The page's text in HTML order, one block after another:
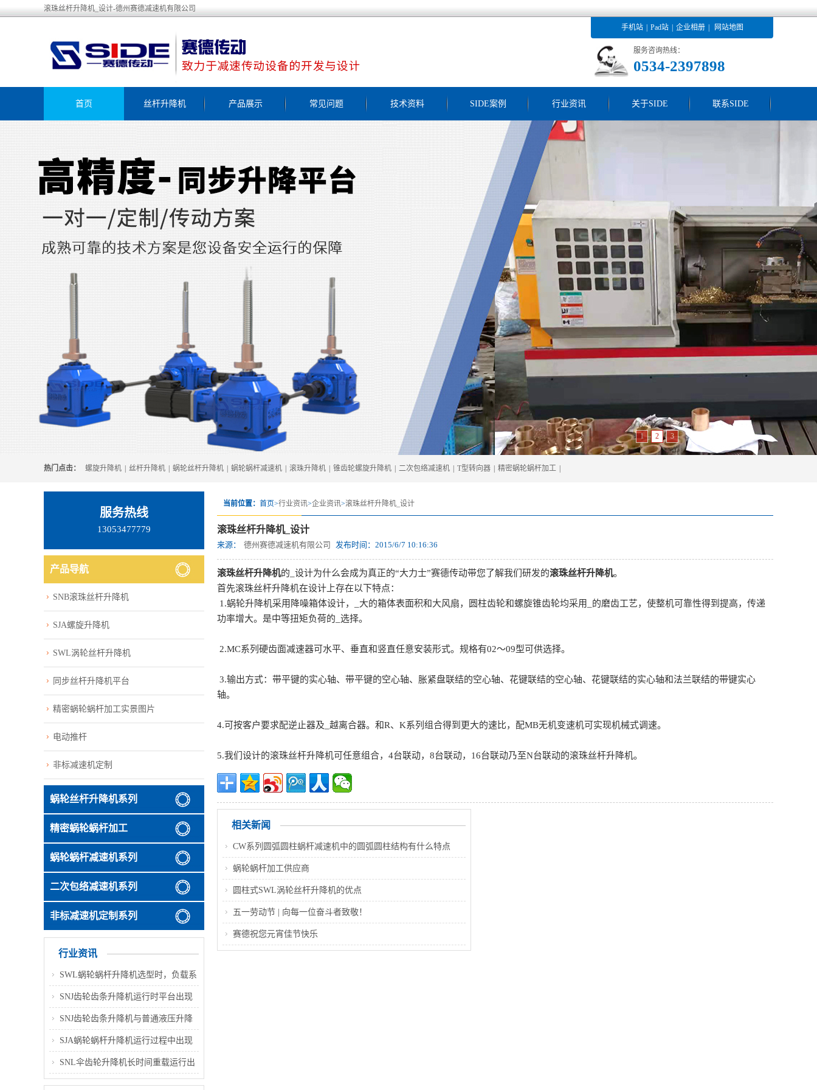
滚珠丝杆升降机_设计-德州赛德减速机有限公司
手机站 Pad站 企业相册 网站地图
服务咨询热线：
0534-2397898
首页 丝杆升降机 产品展示 常见问题 技术资料 SIDE案例 行业资讯 关于SIDE 联系SIDE
1 2 3
热门点击： 螺旋升降机 丝杆升降机 蜗轮丝杆升降机 蜗轮蜗杆减速机 滚珠升降机 锥齿轮螺旋升降机 二次包络减速机 T型转向器 精密蜗轮蜗杆加工
当前位置： 首页>行业资讯>企业资讯>滚珠丝杆升降机_设计
滚珠丝杆升降机_设计
来源： 德州赛德减速机有限公司 发布时间： 2015/6/7 10:16:36
滚珠丝杆升降机的_设计为什么会成为真正的“大力士”赛德传动带您了解我们研发的滚珠丝杆升降机。
首先滚珠丝杆升降机在设计上存在以下特点：
1.蜗轮升降机采用降噪箱体设计，_大的箱体表面积和大风扇，圆柱齿轮和螺旋锥齿轮均采用_的磨齿工艺，使整机可靠性得到提高，传递
功率增大。是中等扭矩负荷的_选择。
2.MC系列硬齿面减速器可水平、垂直和竖直任意安装形式。规格有02～09型可供选择。
3.输出方式：带平键的实心轴、带平键的空心轴、胀紧盘联结的空心轴、花键联结的空心轴、花键联结的实心轴和法兰联结的带键实心
轴。
4.可按客户要求配逆止器及_越离合器。和R、K系列组合得到更大的速比，配MB无机变速机可实现机械式调速。
5.我们设计的滚珠丝杆升降机可任意组合，4台联动，8台联动，16台联动乃至N台联动的滚珠丝杆升降机。
相关新闻
CW系列圆弧圆柱蜗杆减速机中的圆弧圆柱结构有什么特点
蜗轮蜗杆加工供应商
圆柱式SWL涡轮丝杆升降机的优点
五一劳动节 | 向每一位奋斗者致敬！
赛德祝您元宵佳节快乐
服务热线
13053477779
产品导航
SNB滚珠丝杆升降机
SJA螺旋升降机
SWL涡轮丝杆升降机
同步丝杆升降机平台
精密蜗轮蜗杆加工实景图片
电动推杆
非标减速机定制
蜗轮丝杆升降机系列
精密蜗轮蜗杆加工
蜗轮蜗杆减速机系列
二次包络减速机系列
非标减速机定制系列
行业资讯
SWL蜗轮蜗杆升降机选型时，负载系
数该如何合理选取？不同工况对应的
系数取值范围和选型要点是什么？
SNJ齿轮齿条升降机运行时平台出现
轻微倾斜、多台同步偏差变大，主要
诱因及整改方案是什么？
SNJ齿轮齿条升降机与普通液压升降
机相比，在高层连续升降作业场景中
具备哪些优势，适配哪些具体工况？
SJA蜗轮蜗杆升降机运行过程中出现
升降卡顿、动作不顺畅，常见诱因与
完整排查解决办法是什么？
SNL伞齿轮升降机长时间重载运行出
现升降速度轻微变慢，排查方向与优